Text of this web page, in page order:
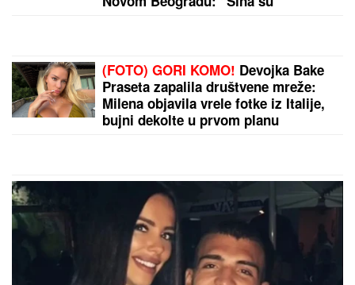
"ZLOČESTA, LJUBOMORNA BABA"
šokirala komentarom o Seki Aleksić
(VIDEO)